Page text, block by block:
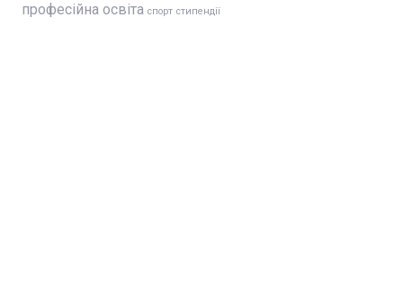
професійна освіта спорт стипендії